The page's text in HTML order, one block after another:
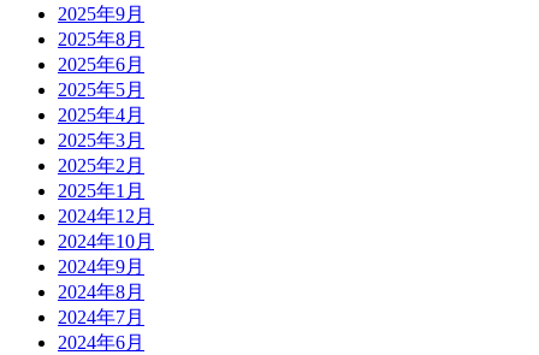
2025年9月
2025年8月
2025年6月
2025年5月
2025年4月
2025年3月
2025年2月
2025年1月
2024年12月
2024年10月
2024年9月
2024年8月
2024年7月
2024年6月